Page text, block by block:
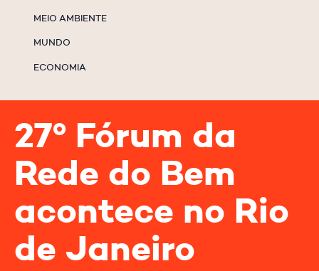
MEIO AMBIENTE
MUNDO
ECONOMIA
27º Fórum da
Rede do Bem
acontece no Rio
de Janeiro